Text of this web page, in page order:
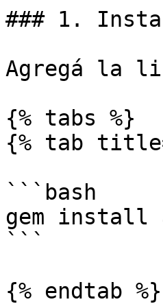
### 1.
Agregá la
{% tabs %}
{% tab
```bash
gem
```
{% endtab %}